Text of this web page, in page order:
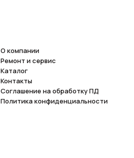
О компании
Ремонт и сервис
Каталог
Контакты
Соглашение на обработку ПД
Политика конфиденциальности